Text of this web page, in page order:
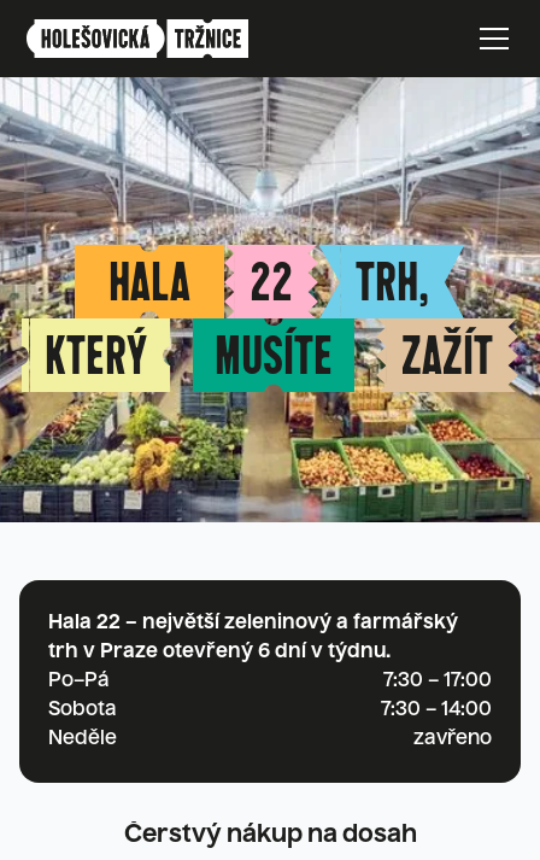
HALA 22
TRH,
KTERÝ
MUSÍTE ZAŽÍT
Hala 22 – největší zeleninový a farmářský
trh v Praze otevřený 6 dní v týdnu.
Po–Pá
7:30 – 17:00
Sobota
7:30 – 14:00
Neděle
zavřeno
Čerstvý nákup na dosah